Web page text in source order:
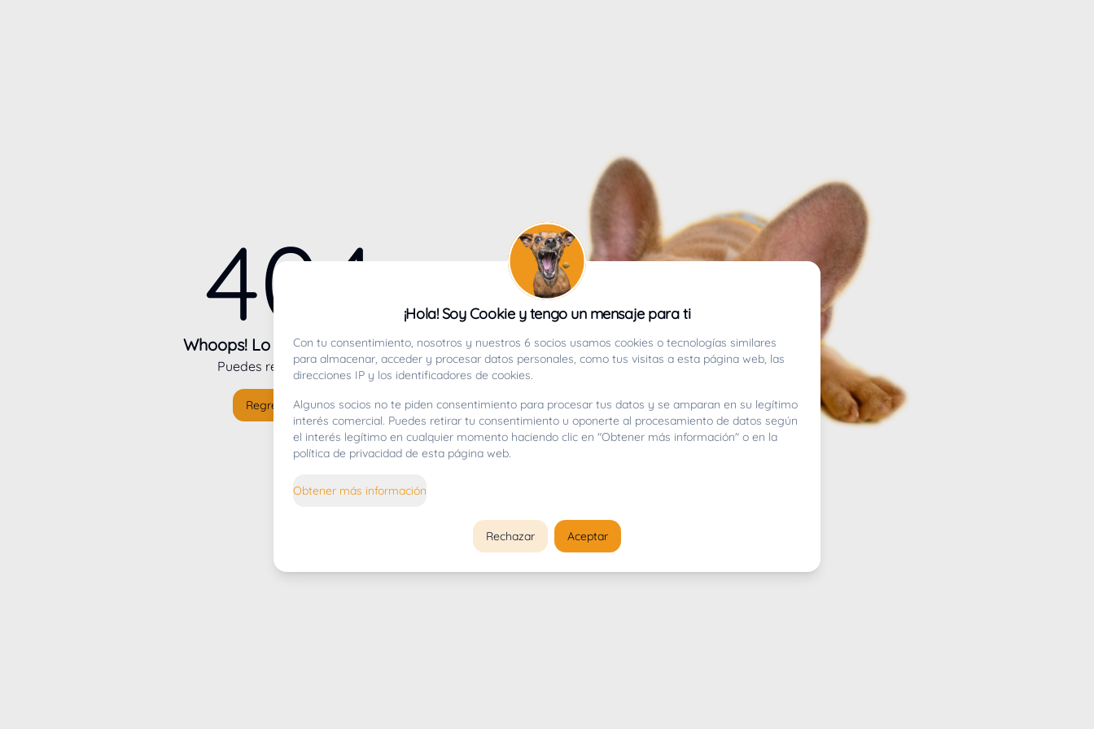
404
Whoops! Lo sentimos mucho.
Puedes regresar alinicio
Regresar al inicio
¡Hola! Soy Cookie y tengo un mensaje para ti
Con tu consentimiento, nosotros y nuestros 6 socios usamos cookies o tecnologías similares
para almacenar, acceder y procesar datos personales, como tus visitas a esta página web, las
direcciones IP y los identificadores de cookies.
Algunos socios no te piden consentimiento para procesar tus datos y se amparan en su legítimo
interés comercial. Puedes retirar tu consentimiento u oponerte al procesamiento de datos según
el interés legítimo en cualquier momento haciendo clic en "Obtener más información" o en la
política de privacidad de esta página web.
Obtener más información
Rechazar Aceptar